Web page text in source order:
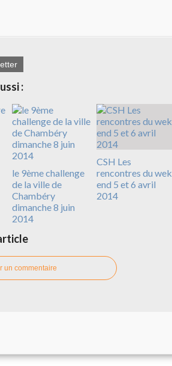
:
le 9ème challenge
de la ville de
Chambéry
dimanche 8 juin
2014
CSH Les
rencontres du wek
end 5 et 6 avril
2014
un commentaire